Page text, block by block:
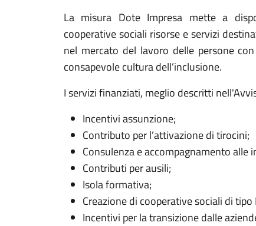
La misura Dote Impresa mette a
cooperative sociali risorse e servizi
nel mercato del lavoro delle persone
consapevole cultura dell’inclusione.
I servizi finanziati, meglio descritti
Incentivi assunzione;
Contributo per l’attivazione di tirocini;
Consulenza e accompagnamento alle
Contributi per ausili;
Isola formativa;
Creazione di cooperative sociali di
Incentivi per la transizione dalle